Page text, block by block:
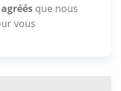
que nous
vous